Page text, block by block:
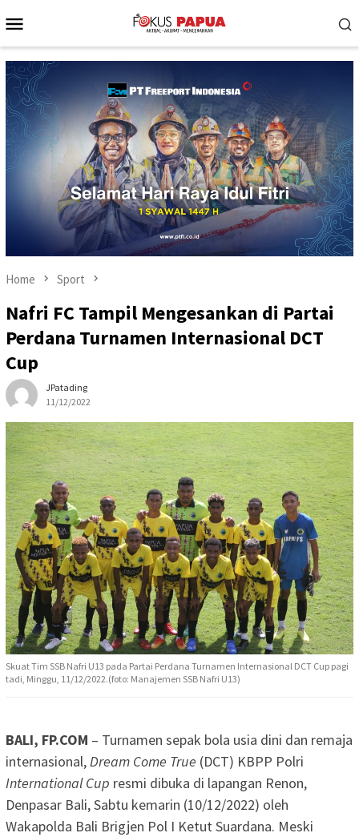
to
Menu
Home Sport
Nafri FC Tampil Mengesankan di Partai
Perdana Turnamen Internasional DCT
Cup
JPatading
11/12/2022
Skuat Tim SSB Nafri U13 pada Partai Perdana Turnamen Internasional DCT Cup pagi
tadi, Minggu, 11/12/2022.(foto: Manajemen SSB Nafri U13)
BALI, FP.COM – Turnamen sepak bola usia dini dan remaja
internasional,Dream Come True (DCT) KBPP Polri
International Cup resmi dibuka di lapangan Renon,
Denpasar Bali, Sabtu kemarin (10/12/2022) oleh
Wakapolda Bali Brigjen Pol I Ketut Suardana. Meski